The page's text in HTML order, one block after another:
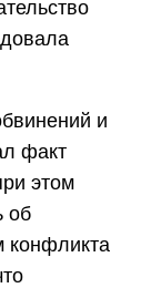
и
факт
этом
об
конфликта